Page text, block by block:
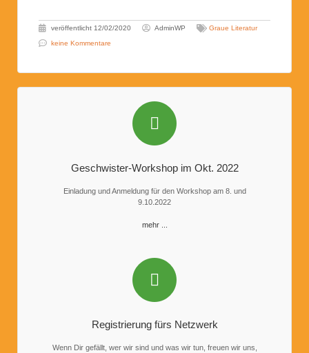
veröffentlicht 12/02/2020 AdminWP
Graue Literatur
keine Kommentare
Geschwister-Workshop im Okt. 2022
Einladung und Anmeldung für den Workshop am 8. und
9.10.2022
mehr ...
Registrierung fürs Netzwerk
Wenn Dir gefällt, wer wir sind und was wir tun, freuen wir uns,